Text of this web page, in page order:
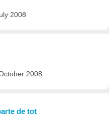
2008
2008
de tot